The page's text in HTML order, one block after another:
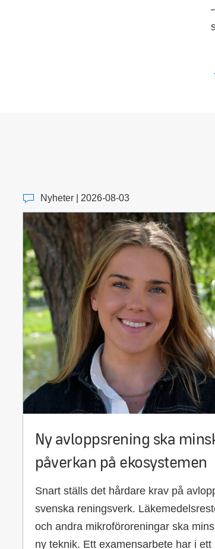
Nyheter | 2026-08-03
Ny avloppsrening ska
påverkan på ekosystemen
Snart ställs det hårdare krav på
svenska reningsverk.
och andra mikroföroreningar ska
ny teknik. Ett examensarbete har i ett